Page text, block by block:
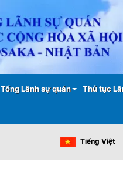
Tổng Lãnh sự quán Thủ tục
Tiếng Việt